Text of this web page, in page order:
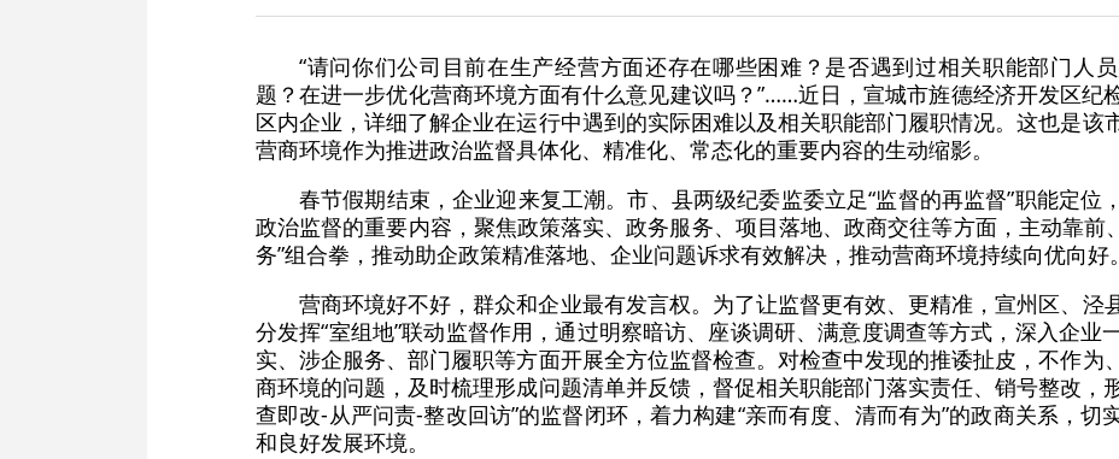
“请问你们公司目前在生产经营方面还存在哪些困难？是否遇到过相关职能部门人
题？在进一步优化营商环境方面有什么意见建议吗？”……近日，宣城市旌德经济开发区纪
区内企业，详细了解企业在运行中遇到的实际困难以及相关职能部门履职情况。这也是该
营商环境作为推进政治监督具体化、精准化、常态化的重要内容的生动缩影。
春节假期结束，企业迎来复工潮。市、县两级纪委监委立足“监督的再监督”职能定位
政治监督的重要内容，聚焦政策落实、政务服务、项目落地、政商交往等方面，主动靠前
务”组合拳，推动助企政策精准落地、企业问题诉求有效解决，推动营商环境持续向优向好。
营商环境好不好，群众和企业最有发言权。为了让监督更有效、更精准，宣州区、泾
分发挥“室组地”联动监督作用，通过明察暗访、座谈调研、满意度调查等方式，深入企业
实、涉企服务、部门履职等方面开展全方位监督检查。对检查中发现的推诿扯皮，不作为
商环境的问题，及时梳理形成问题清单并反馈，督促相关职能部门落实责任、销号整改，
查即改-从严问责-整改回访”的监督闭环，着力构建“亲而有度、清而有为”的政商关系，切
和良好发展环境。